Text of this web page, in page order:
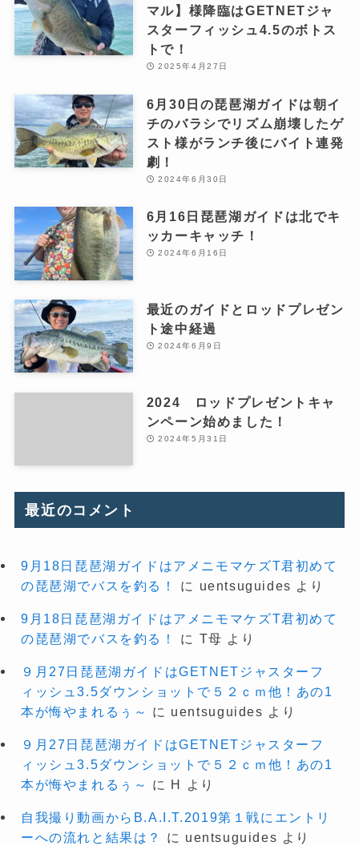
マル】様降臨はGETNETジャ
スターフィッシュ4.5のボトス
トで！
2025年4月27日
6月30日の琵琶湖ガイドは朝イ
チのバラシでリズム崩壊したゲ
スト様がランチ後にバイト連発
劇！
2024年6月30日
6月16日琵琶湖ガイドは北でキ
ッカーキャッチ！
2024年6月16日
最近のガイドとロッドプレゼン
ト途中経過
2024年6月9日
2024 ロッドプレゼントキャ
ンペーン始めました！
2024年5月31日
最近のコメント
9月18日琵琶湖ガイドはアメニモマケズT君初めて
の琵琶湖でバスを釣る！
に uentsuguides より
9月18日琵琶湖ガイドはアメニモマケズT君初めて
の琵琶湖でバスを釣る！
に T母 より
９月27日琵琶湖ガイドはGETNETジャスターフ
ィッシュ3.5ダウンショットで５２ｃｍ他！あの1
本が悔やまれるぅ～
に uentsuguides より
９月27日琵琶湖ガイドはGETNETジャスターフ
ィッシュ3.5ダウンショットで５２ｃｍ他！あの1
本が悔やまれるぅ～
に H より
自我撮り動画からB.A.I.T.2019第１戦にエントリ
ーへの流れと結果は？
に uentsuguides より